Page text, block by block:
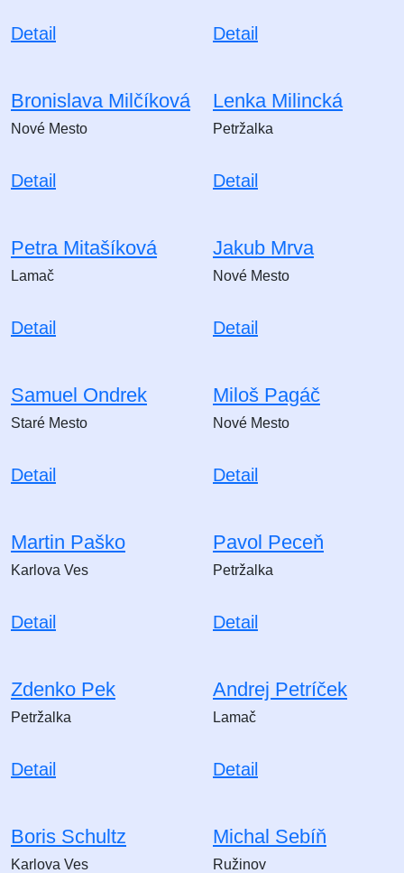
Detail Detail
Bronislava Milčíková
Nové Mesto
Detail
Lenka Milincká
Petržalka
Detail
Petra Mitašíková
Lamač
Detail
Jakub Mrva
Nové Mesto
Detail
Samuel Ondrek
Staré Mesto
Detail
Miloš Pagáč
Nové Mesto
Detail
Martin Paško
Karlova Ves
Detail
Pavol Peceň
Petržalka
Detail
Zdenko Pek
Petržalka
Detail
Andrej Petríček
Lamač
Detail
Boris Schultz
Karlova Ves
Michal Sebíň
Ružinov